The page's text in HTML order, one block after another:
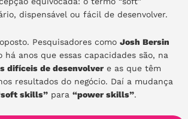
dispensável ou fácil de desenvolver.
Pesquisadores como Josh Bersin
há anos que essas capacidades são, na
difíceis de desenvolver e as que têm
resultados do negócio. Daí a mudança
skills” para “power skills”.